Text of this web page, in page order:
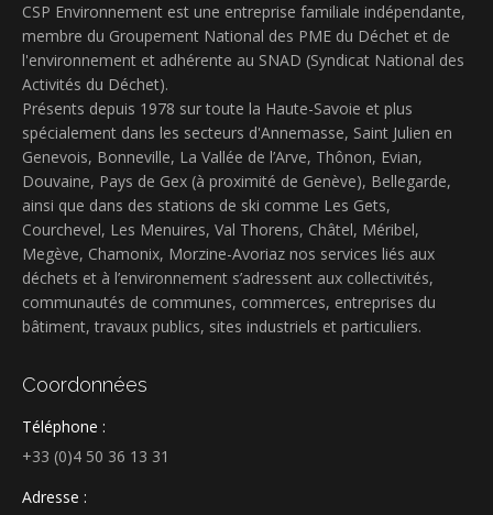
CSP Environnement est une entreprise familiale indépendante,
membre du Groupement National des PME du Déchet et de
l'environnement et adhérente au SNAD (Syndicat National des
Activités du Déchet).
Présents depuis 1978 sur toute la Haute-Savoie et plus
spécialement dans les secteurs d'Annemasse, Saint Julien en
Genevois, Bonneville, La Vallée de l’Arve, Thônon, Evian,
Douvaine, Pays de Gex (à proximité de Genève), Bellegarde,
ainsi que dans des stations de ski comme Les Gets,
Courchevel, Les Menuires, Val Thorens, Châtel, Méribel,
Megève, Chamonix, Morzine-Avoriaz nos services liés aux
déchets et à l’environnement s’adressent aux collectivités,
communautés de communes, commerces, entreprises du
bâtiment, travaux publics, sites industriels et particuliers.
Coordonnées
Téléphone :
+33 (0)4 50 36 13 31
Adresse :